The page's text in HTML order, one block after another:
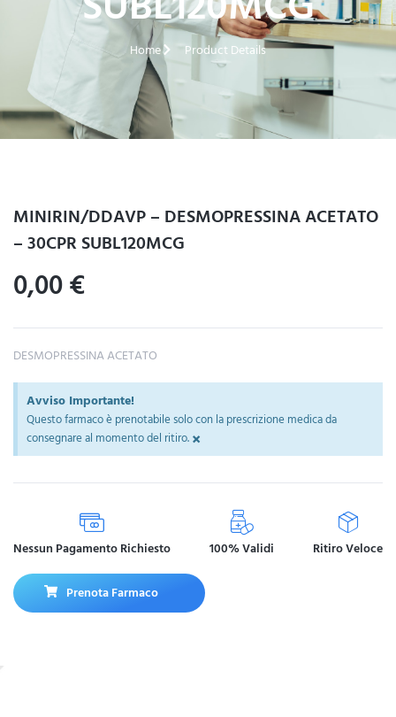
Home Product Details
MINIRIN/DDAVP – DESMOPRESSINA ACETATO
– 30CPR SUBL120MCG
0,00€
DESMOPRESSINA ACETATO
Avviso Importante!
Questo farmaco è prenotabile solo con la prescrizione medica da
consegnare al momento del ritiro.×
Nessun Pagamento Richiesto 100% Validi Ritiro Veloce
Prenota Farmaco